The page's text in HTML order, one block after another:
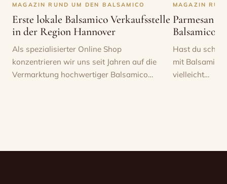
MAGAZIN RUND UM DEN BALSAMICO
Erste lokale Balsamico Verkaufsstelle
in der Region Hannover
Als spezialisierter Online Shop
konzentrieren wir uns seit Jahren auf die
Vermarktung hochwertiger Balsamico…
MAGAZIN
Parmesan
Balsamico
Hast du
mit Balsamico
vielleicht…